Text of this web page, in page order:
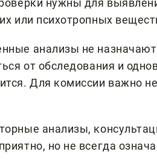
нужны для
или психотропных
анализы не
от обследования и
Для комиссии важно
анализы,
но не всегда